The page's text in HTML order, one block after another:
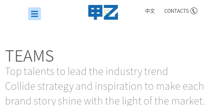
中文 CONTACTS
TEAMS
Top talents to lead the industry trend
Collide strategy and inspiration to make each
brand story shine with the light of the market.